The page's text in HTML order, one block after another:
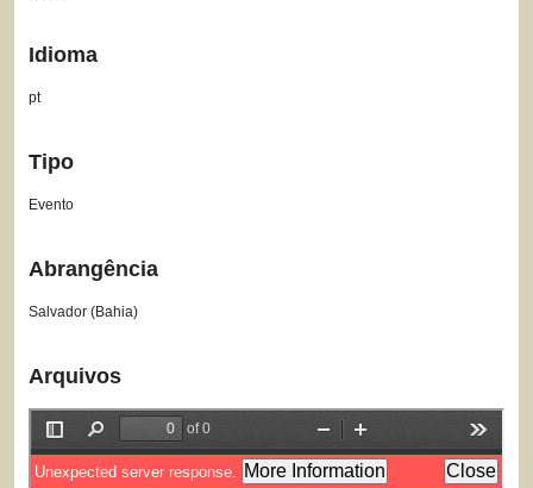
Idioma
pt
Tipo
Evento
Abrangência
Salvador (Bahia)
Arquivos